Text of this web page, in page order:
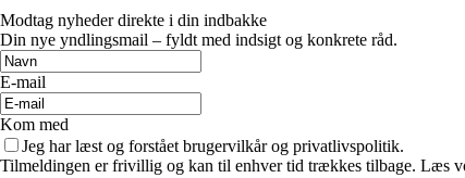
Modtag nyheder direkte i din indbakke
Din nye yndlingsmail – fyldt med indsigt og konkrete råd.
E-mail
Kom med
Jeg har læst og forstået brugervilkår og privatlivspolitik.
Tilmeldingen er frivillig og kan til enhver tid trækkes tilbage. Læs